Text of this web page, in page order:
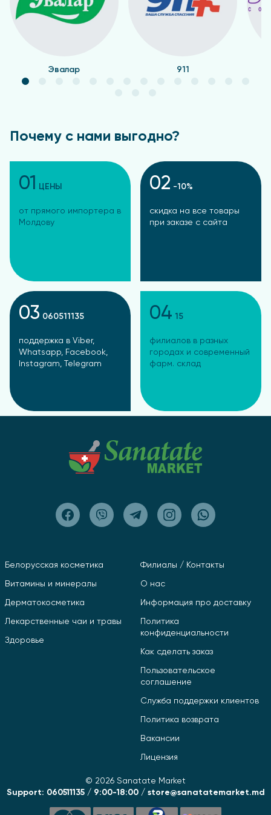
Эвалар 911
Почему с нами выгодно?
01 ЦЕНЫ
от прямого импортера в
Молдову
02 -10%
скидка на все товары
при заказе с сайта
03 060511135
поддержка в Viber,
Whatsapp, Facebook,
Instagram, Telegram
04 15
филиалов в разных
городах и современный
фарм. склад
Белорусская косметика
Витамины и минералы
Дерматокосметика
Лекарственные чаи и травы
Здоровье
Филиалы / Контакты
О нас
Информация про доставку
Политика
конфиденциальности
Как сделать заказ
Пользовательское
соглашение
Служба поддержки клиентов
Политика возврата
Вакансии
Лицензия
© 2026 Sanatate Market
Support: 060511135 / 9:00-18:00 / store@sanatatemarket.md